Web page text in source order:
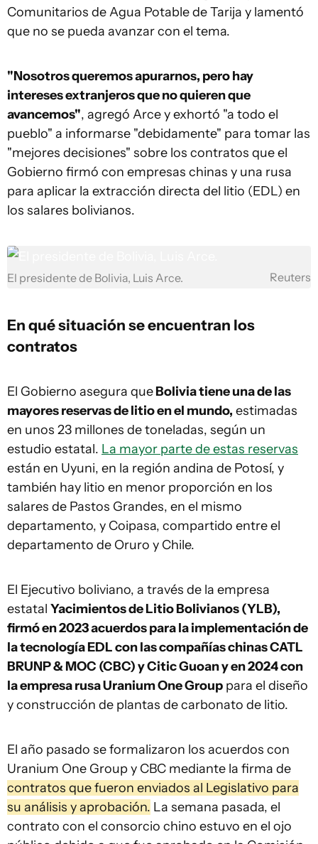
Comunitarios de Agua Potable de Tarija y lamentó
que no se pueda avanzar con el tema.
"Nosotros queremos apurarnos, pero hay
intereses extranjeros que no quieren que
avancemos", agregó Arce y exhortó "a todo el
pueblo" a informarse "debidamente" para tomar las
"mejores decisiones" sobre los contratos que el
Gobierno firmó con empresas chinas y una rusa
para aplicar la extracción directa del litio (EDL) en
los salares bolivianos.
El presidente de Bolivia, Luis Arce. Reuters
En qué situación se encuentran los
contratos
El Gobierno asegura queBolivia tiene una de las
mayores reservas de litio en el mundo, estimadas
en unos 23 millones de toneladas, según un
estudio estatal. La mayor parte de estas reservas
están en Uyuni, en la región andina de Potosí, y
también hay litio en menor proporción en los
salares de Pastos Grandes, en el mismo
departamento, y Coipasa, compartido entre el
departamento de Oruro y Chile.
El Ejecutivo boliviano, a través de la empresa
estatal Yacimientos de Litio Bolivianos (YLB),
firmó en 2023 acuerdos para la implementación de
la tecnología EDL con las compañías chinas CATL
BRUNP & MOC (CBC) y Citic Guoan y en 2024 con
la empresa rusa Uranium One Group para el diseño
y construcción de plantas de carbonato de litio.
El año pasado se formalizaron los acuerdos con
Uranium One Group y CBC mediante la firma de
contratos que fueron enviados al Legislativo para
su análisis y aprobación. La semana pasada, el
contrato con el consorcio chino estuvo en el ojo